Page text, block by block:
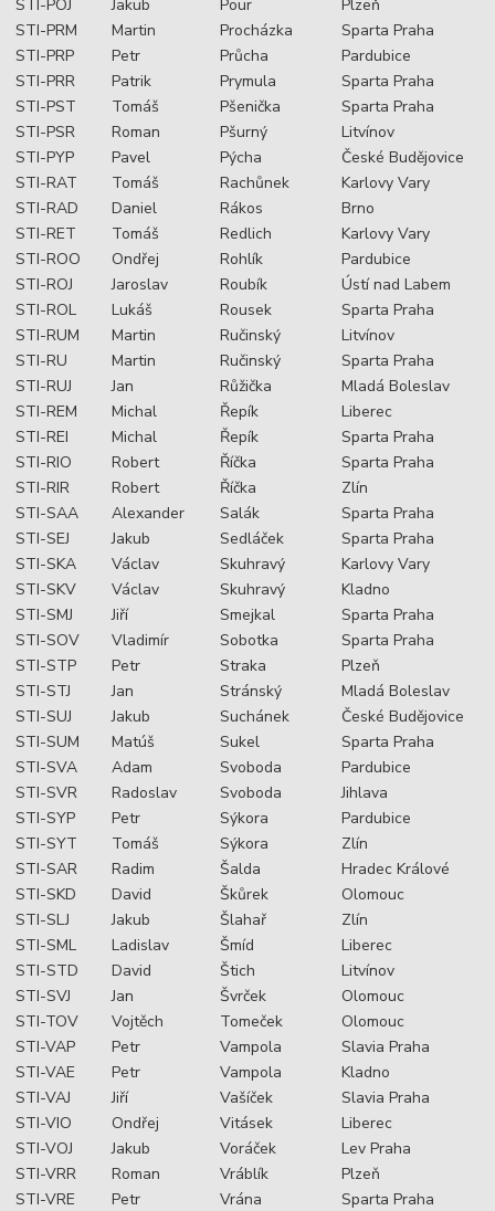
STI-POJ Jakub Pour
Plzeň
STI-PRM
Martin Procházka
Sparta Praha
STI-PRP
Petr Průcha
Pardubice
STI-PRR
Patrik Prymula
Sparta Praha
STI-PST
Tomáš Pšenička
Sparta Praha
STI-PSR
Roman Pšurný
Litvínov
STI-PYP
Pavel Pýcha
České Budějovice
STI-RAT
Tomáš Rachůnek
Karlovy Vary
STI-RAD
Daniel Rákos
Brno
STI-RET
Tomáš Redlich
Karlovy Vary
STI-ROO
Ondřej Rohlík
Pardubice
STI-ROJ
Jaroslav Roubík
Ústí nad Labem
STI-ROL
Lukáš Rousek
Sparta Praha
STI-RUM
Martin Ručinský
Litvínov
STI-RU
Martin Ručinský
Sparta Praha
STI-RUJ
Jan Růžička
Mladá Boleslav
STI-REM
Michal Řepík
Liberec
STI-REI
Michal Řepík
Sparta Praha
STI-RIO
Robert Říčka
Sparta Praha
STI-RIR
Robert Říčka
Zlín
STI-SAA
Alexander Salák
Sparta Praha
STI-SEJ
Jakub Sedláček
Sparta Praha
STI-SKA
Václav Skuhravý
Karlovy Vary
STI-SKV
Václav Skuhravý
Kladno
STI-SMJ
Jiří Smejkal
Sparta Praha
STI-SOV
Vladimír Sobotka
Sparta Praha
STI-STP
Petr Straka
Plzeň
STI-STJ
Jan Stránský
Mladá Boleslav
STI-SUJ
Jakub Suchánek
České Budějovice
STI-SUM
Matúš Sukel
Sparta Praha
STI-SVA
Adam Svoboda
Pardubice
STI-SVR
Radoslav Svoboda
Jihlava
STI-SYP
Petr Sýkora
Pardubice
STI-SYT
Tomáš Sýkora
Zlín
STI-SAR
Radim Šalda
Hradec Králové
STI-SKD
David Škůrek
Olomouc
STI-SLJ
Jakub Šlahař
Zlín
STI-SML
Ladislav Šmíd
Liberec
STI-STD
David Štich
Litvínov
STI-SVJ
Jan Švrček
Olomouc
STI-TOV
Vojtěch Tomeček
Olomouc
STI-VAP
Petr Vampola
Slavia Praha
STI-VAE
Petr Vampola
Kladno
STI-VAJ
Jiří Vašíček
Slavia Praha
STI-VIO
Ondřej Vitásek
Liberec
STI-VOJ
Jakub Voráček
Lev Praha
STI-VRR
Roman Vráblík
Plzeň
STI-VRE
Petr Vrána
Sparta Praha